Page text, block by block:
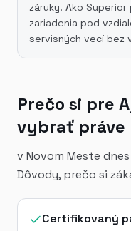
záruky. Ako
zariadenia pod
servisných vecí bez
Prečo si pre
vybrať práve
v Novom Meste
Dôvody, prečo si
Certifikovaný